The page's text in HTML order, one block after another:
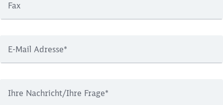
Fax
E-Mail Adresse*
Ihre Nachricht/Ihre Frage*